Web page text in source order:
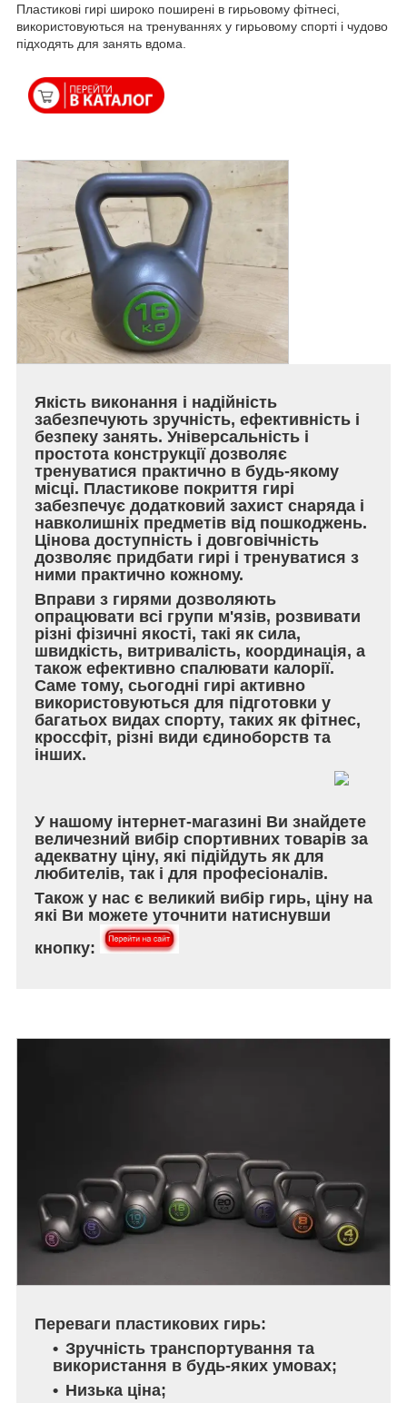
Пластикові гирі широко поширені в гирьовому фітнесі,
використовуються на тренуваннях у гирьовому спорті і чудово
підходять для занять вдома.
Якість виконання і надійність
забезпечують зручність, ефективність і
безпеку занять. Універсальність і
простота конструкції дозволяє
тренуватися практично в будь-якому
місці. Пластикове покриття гирі
забезпечує додатковий захист снаряда і
навколишніх предметів від пошкоджень.
Цінова доступність і довговічність
дозволяє придбати гирі і тренуватися з
ними практично кожному.
Вправи з гирями дозволяють
опрацювати всі групи м'язів, розвивати
різні фізичні якості, такі як сила,
швидкість, витривалість, координація, а
також ефективно спалювати калорії.
Саме тому, сьогодні гирі активно
використовуються для підготовки у
багатьох видах спорту, таких як фітнес,
кроссфіт, різні види єдиноборств та
інших.
У нашому інтернет-магазині Ви знайдете
величезний вибір спортивних товарів за
адекватну ціну, які підійдуть як для
любителів, так і для професіоналів.
Також у нас є великий вибір гирь, ціну на
які Ви можете уточнити натиснувши
кнопку:
Переваги пластикових гирь:
Зручність транспортування та
використання в будь-яких умовах;
Низька ціна;